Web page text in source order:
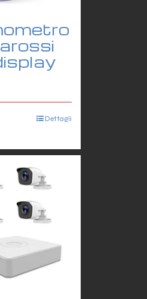
Dettagli